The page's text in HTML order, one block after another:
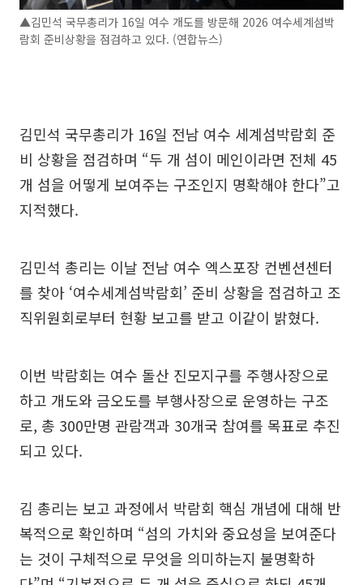
▲김민석 국무총리가 16일 여수 개도를 방문해 2026 여수세계섬박
람회 준비상황을 점검하고 있다. (연합뉴스)
김민석 국무총리가 16일 전남 여수 세계섬박람회 준
비 상황을 점검하며 “두 개 섬이 메인이라면 전체 45
개 섬을 어떻게 보여주는 구조인지 명확해야 한다”고
지적했다.
김민석 총리는 이날 전남 여수 엑스포장 컨벤션센터
를 찾아 ‘여수세계섬박람회’ 준비 상황을 점검하고 조
직위원회로부터 현황 보고를 받고 이같이 밝혔다.
이번 박람회는 여수 돌산 진모지구를 주행사장으로
하고 개도와 금오도를 부행사장으로 운영하는 구조
로, 총 300만명 관람객과 30개국 참여를 목표로 추진
되고 있다.
김 총리는 보고 과정에서 박람회 핵심 개념에 대해 반
복적으로 확인하며 “섬의 가치와 중요성을 보여준다
는 것이 구체적으로 무엇을 의미하는지 불명확하